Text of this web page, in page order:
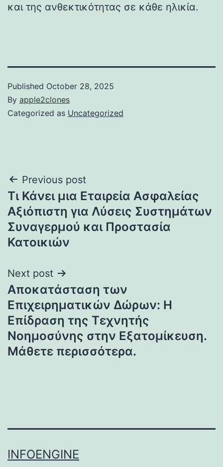
και της ανθεκτικότητας σε κάθε ηλικία.
Published October 28, 2025
By apple2clones
Categorized as Uncategorized
Post
navigation
Previous post
Τι Κάνει μια Εταιρεία Ασφαλείας
Αξιόπιστη για Λύσεις Συστημάτων
Συναγερμού και Προστασία
Κατοικιών
Next post
Αποκατάσταση των
Επιχειρηματικών Δώρων: Η
Επίδραση της Τεχνητής
Νοημοσύνης στην Εξατομίκευση.
Μάθετε περισσότερα.
INFOENGINE